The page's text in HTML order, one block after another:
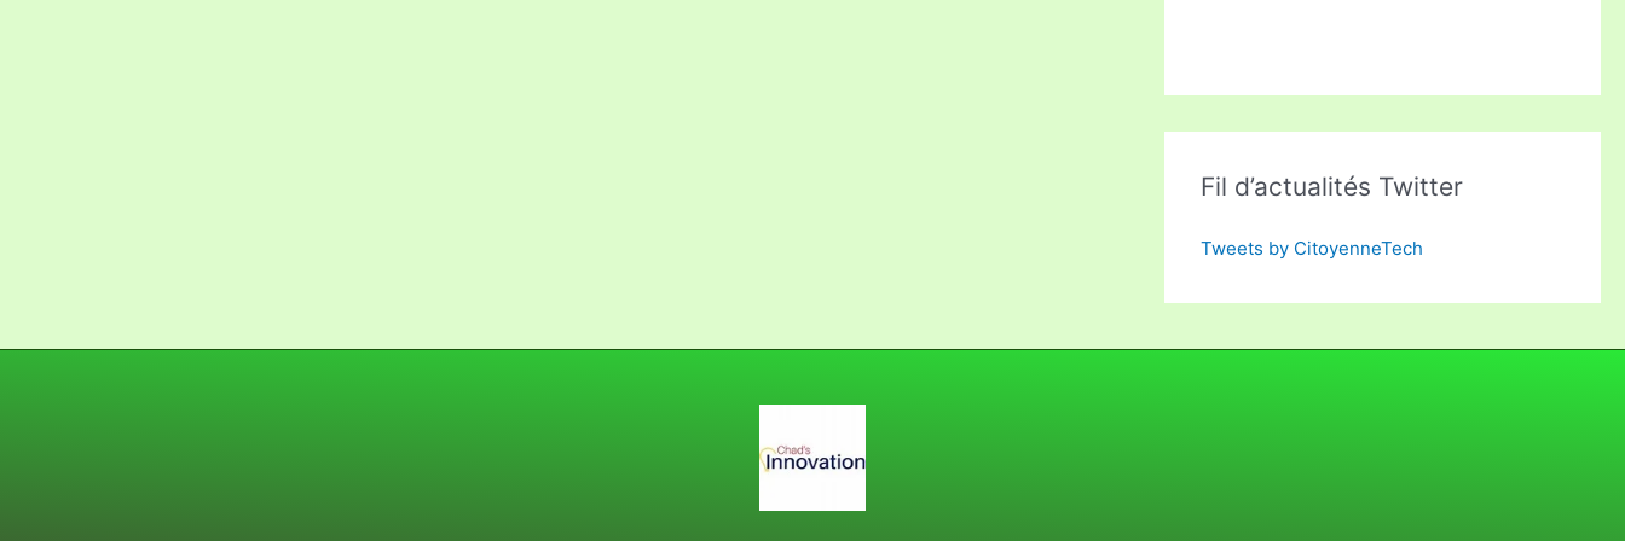
Fil d’actualités Twitter
Tweets by CitoyenneTech